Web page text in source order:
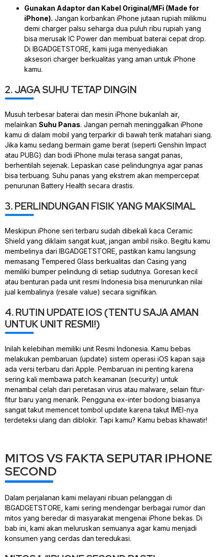
Gunakan Adaptor dan Kabel Original/MFi (Made for
iPhone). Jangan korbankan iPhone jutaan rupiah milikmu
demi charger palsu seharga dua puluh ribu rupiah yang
bisa merusak IC Power dan membuat baterai cepat drop.
Di IBGADGETSTORE, kami juga menyediakan
aksesori charger berkualitas yang aman untuk iPhone
kamu.
2. JAGA SUHU TETAP DINGIN
Musuh terbesar baterai dan mesin iPhone bukanlah air,
melainkan Suhu Panas. Jangan pernah meninggalkan iPhone
kamu di dalam mobil yang terparkir di bawah terik matahari siang.
Jika kamu sedang bermain game berat (seperti Genshin Impact
atau PUBG) dan bodi iPhone mulai terasa sangat panas,
berhentilah sejenak. Lepaskan case pelindungnya agar panas
bisa terbuang. Suhu panas yang ekstrem akan mempercepat
penurunan Battery Health secara drastis.
3. PERLINDUNGAN FISIK YANG MAKSIMAL
Meskipun iPhone seri terbaru sudah dibekali kaca Ceramic
Shield yang diklaim sangat kuat, jangan ambil risiko. Begitu kamu
membelinya dari IBGADGETSTORE, pastikan kamu langsung
memasang Tempered Glass berkualitas dan Casing yang
memiliki bumper pelindung di setiap sudutnya. Goresan kecil
atau benturan pada unit resmi Indonesia bisa menurunkan nilai
jual kembalinya (resale value) secara signifikan.
4. RUTIN UPDATE IOS (TENTU SAJA AMAN
UNTUK UNIT RESMI!)
Inilah kelebihan memiliki unit Resmi Indonesia. Kamu bebas
melakukan pembaruan (update) sistem operasi iOS kapan saja
ada versi terbaru dari Apple. Pembaruan ini penting karena
sering kali membawa patch keamanan (security) untuk
menambal celah dari peretasan virus atau malware , selain fitur-
fitur baru yang menarik. Pengguna ex-inter bodong biasanya
sangat takut memencet tombol update karena takut IMEI-nya
terdeteksi ulang dan diblokir. Tapi kamu? Kamu bebas khawatir!
MITOS VS FAKTA SEPUTAR IPHONE
SECOND
Dalam perjalanan kami melayani ribuan pelanggan di
IBGADGETSTORE, kami sering mendengar berbagai rumor dan
mitos yang beredar di masyarakat mengenai iPhone bekas. Di
bab ini, kami akan meluruskan semuanya agar kamu menjadi
konsumen yang cerdas dan teredukasi.